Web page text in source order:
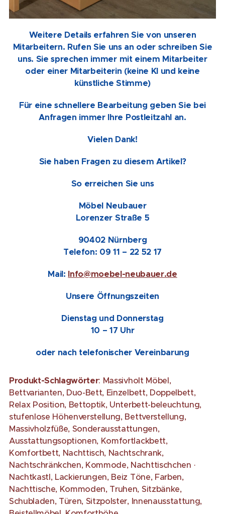
Weitere Details erfahren Sie von unseren
Mitarbeitern. Rufen Sie uns an oder schreiben Sie
uns. Sie sprechen immer mit einem Mitarbeiter
oder einer Mitarbeiterin (keine KI und keine
künstliche Stimme)
Für eine schnellere Bearbeitung geben Sie bei
Anfragen immer Ihre Postleitzahl an.
Vielen Dank!
Sie haben Fragen zu diesem Artikel?
So erreichen Sie uns
Möbel Neubauer
Lorenzer Straße 5
90402 Nürnberg
Telefon: 09 11 – 22 52 17
Mail: Info@moebel-neubauer.de
Unsere Öffnungszeiten
Dienstag und Donnerstag
10 – 17 Uhr
oder nach telefonischer Vereinbarung
Produkt-Schlagwörter: Massivholt Möbel,
Bettvarianten, Duo-Bett, Einzelbett, Doppelbett,
Relax Position, Bettoptik, Unterbett-beleuchtung,
stufenlose Höhenverstellung, Bettverstellung,
Massivholzfüße, Sonderausstattungen,
Ausstattungsoptionen, Komfortlackbett,
Komfortbett, Nachttisch, Nachtschrank,
Nachtschränkchen, Kommode, Nachttischchen ·
Nachtkastl, Lackierungen, Beiz Töne, Farben,
Nachttische, Kommoden, Truhen, Sitzbänke,
Schubladen, Türen, Sitzpolster, Innenausstattung,